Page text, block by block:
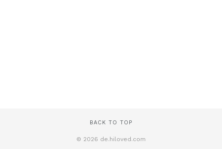
BACK TO TOP
© 2026 de.hiloved.com